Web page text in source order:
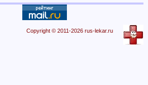
Copyright © 2011-2026 rus-lekar.ru